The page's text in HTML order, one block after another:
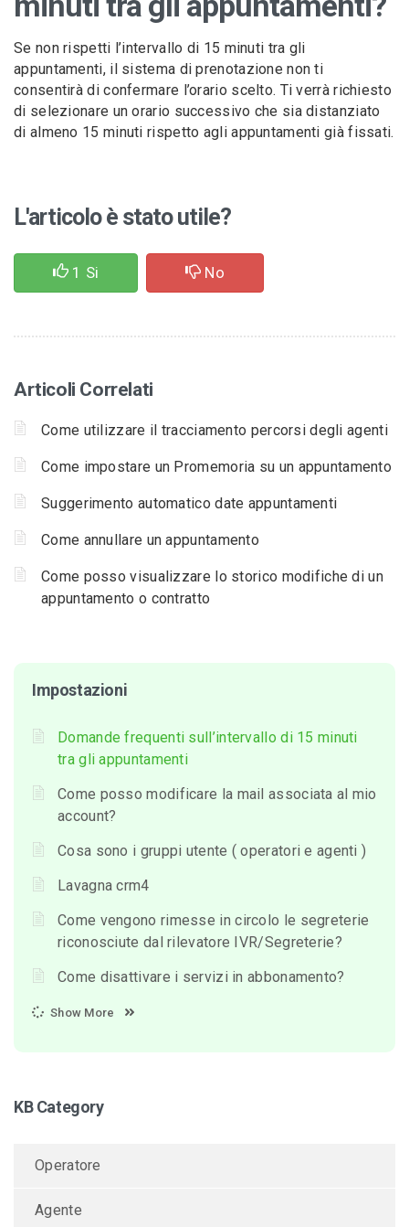
Se non rispetti l’intervallo di 15 minuti tra gli
appuntamenti, il sistema di prenotazione non ti
consentirà di confermare l’orario scelto. Ti verrà richiesto
di selezionare un orario successivo che sia distanziato
di almeno 15 minuti rispetto agli appuntamenti già fissati.
L'articolo è stato utile?
1 Si No
Articoli Correlati
Come utilizzare il tracciamento percorsi degli agenti
Come impostare un Promemoria su un appuntamento
Suggerimento automatico date appuntamenti
Come annullare un appuntamento
Come posso visualizzare lo storico modifiche di un
appuntamento o contratto
Impostazioni
Domande frequenti sull’intervallo di 15 minuti
tra gli appuntamenti
Come posso modificare la mail associata al mio
account?
Cosa sono i gruppi utente ( operatori e agenti )
Lavagna crm4
Come vengono rimesse in circolo le segreterie
riconosciute dal rilevatore IVR/Segreterie?
Come disattivare i servizi in abbonamento?
Show More
KB Category
Operatore
Agente